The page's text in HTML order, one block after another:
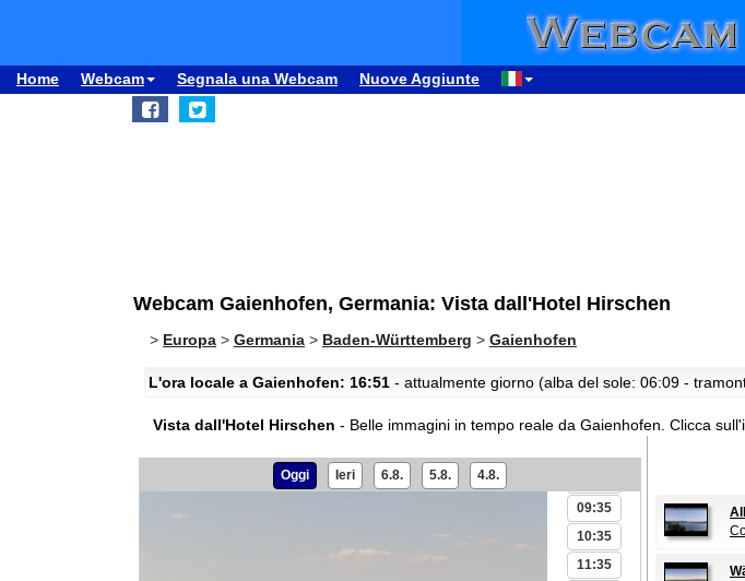
Home Webcam Segnala una Webcam Nuove Aggiunte
Webcam Gaienhofen, Germania: Vista dall'Hotel Hirschen
> Europa > Germania > Baden-Württemberg > Gaienhofen
L'ora locale a Gaienhofen: 16:51 - attualmente giorno (alba del sole: 06:09 -
Vista dall'Hotel Hirschen - Belle immagini in tempo reale da Gaienhofen. Clicca
Oggi Ieri 6.8. 5.8. 4.8.
02:35
06:35
09:35
10:35
11:35